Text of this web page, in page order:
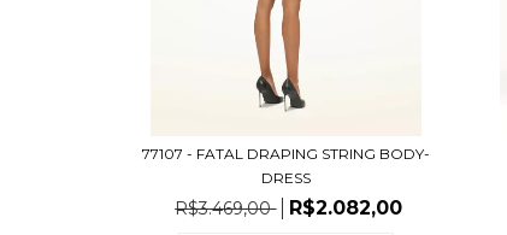
77107 - FATAL DRAPING STRING BODY-
DRESS
R$3.469,00 R$2.082,00